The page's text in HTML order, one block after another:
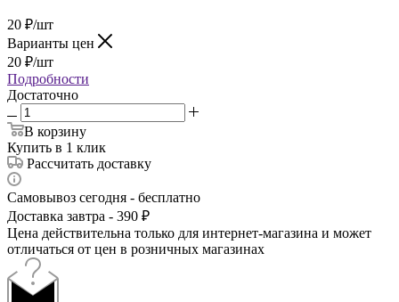
20 ₽/шт
Варианты цен
20 ₽/шт
Подробности
Достаточно
В корзину
Купить в 1 клик
Рассчитать доставку
Самовывоз сегодня - бесплатно
Доставка завтра - 390 ₽
Цена действительна только для интернет-магазина и может
отличаться от цен в розничных магазинах